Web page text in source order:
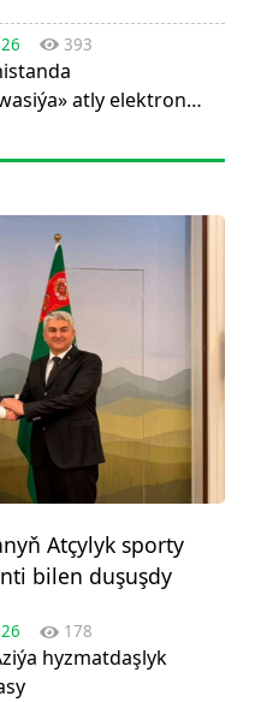
393
atly elektron
Atçylyk sporty
bilen duşuşdy
178
hyzmatdaşlyk